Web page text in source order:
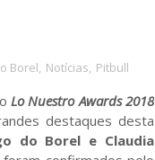
Borel, Notícias, Pitbull
Lo Nuestro Awards 2018
destaques desta
do Borel e Claudia